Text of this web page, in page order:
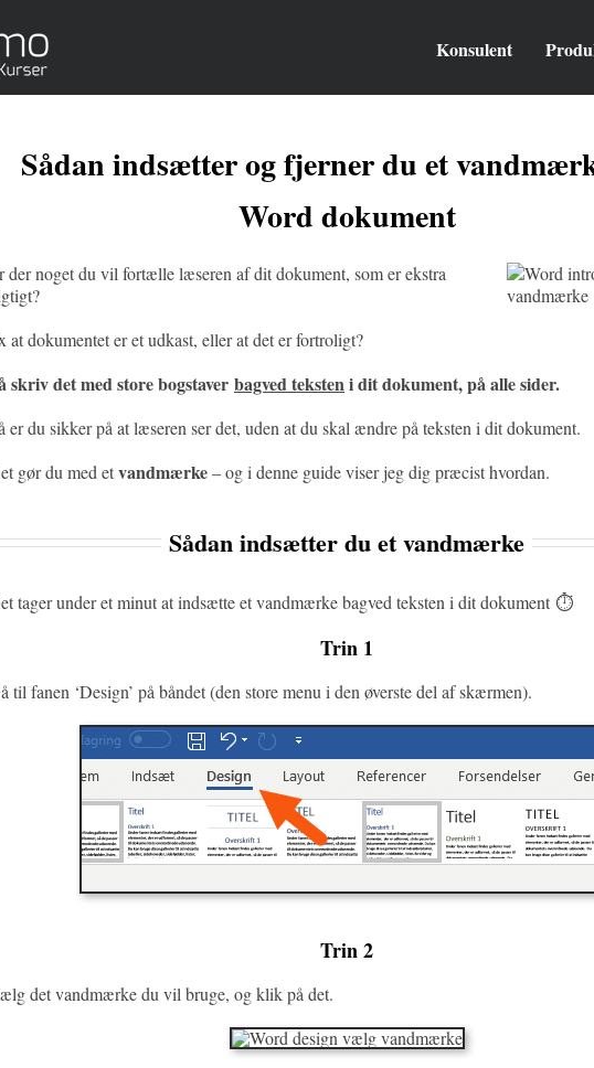
Konsulent
Sådan indsætter og fjerner du et
Word dokument
der noget du vil fortælle læseren af dit dokument, som er ekstra
at dokumentet er et udkast, eller at det er fortroligt?
skriv det med store bogstaver bagved teksten i dit dokument, på alle sider.
er du sikker på at læseren ser det, uden at du skal ændre på teksten i dit dokument.
gør du med etvandmærke– og i denne guide viser jeg dig præcist hvordan.
Sådan indsætter du et vandmærke
tager under et minut at indsætte et vandmærke bagved teksten i dit dokument ⏱️
Trin 1
til fanen ‘Design’ på båndet (den store menu i den øverste del af skærmen).
Trin 2
det vandmærke du vil bruge, og klik på det.